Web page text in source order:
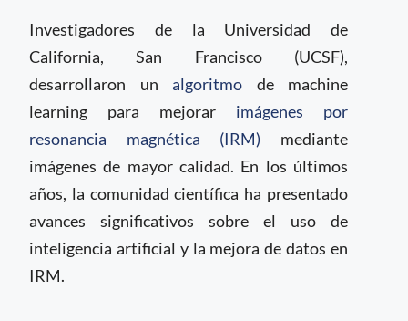
Investigadores de la Universidad de
California, San Francisco (UCSF),
desarrollaron un algoritmo de machine
learning para mejorar imágenes por
resonancia magnética (IRM) mediante
imágenes de mayor calidad. En los últimos
años, la comunidad científica ha presentado
avances significativos sobre el uso de
inteligencia artificial y la mejora de datos en
IRM.